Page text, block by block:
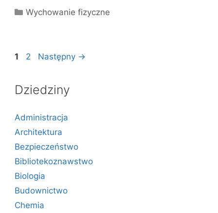
Kategorie
Wychowanie fizyczne
Strona
1 Strona
2 Następny →
Dziedziny
Administracja
Architektura
Bezpieczeństwo
Bibliotekoznawstwo
Biologia
Budownictwo
Chemia